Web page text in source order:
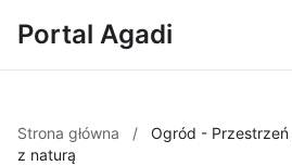
Portal Agadi
Strona główna /
Ogród - Przestrzeń
z naturą